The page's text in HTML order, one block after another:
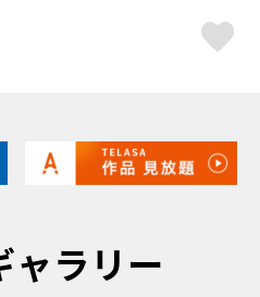
ャラリー